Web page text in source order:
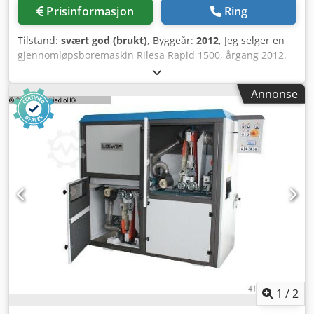
Båndbytte med pneumatisk avspenning på sekunder
båndbytte - Elektropneumatisk trykkluftovervåkning -
Innløpssikring via kontaktvals ved for tykk arbeidsstykke -
Arbeidsstykketransport via kalibrerte, sklisikre
transportbånd på tunge støpejernsbord med finhøvlet
overflate og fjærede trykkvalser med finjustering -
Kardangaksel-drift for jevn og rykkfri
arbeidsstykketransport - Mategear-motor med trinnløs
hastighet 4-20 m/min - Alle motorer elektrisk sikret -
Ergonomisk plasserte betjeningselementer - Digital
tykkelsesvisning (oppløsning 0,1mm) med moderne
magnetbåndsystem Tekniske data: - Slipebåndhastighet:
22 m/s - Slipebåndlengde: 1800mm - Slipebåndbredde:
200mm - Arbeidsbredde: 190mm - Slipehøyde: 2-180mm -
Fire bremsemotorer til drift: 5,5 kW - Matedriftsmotor: 1,5
kW - Fremføringshastighet: 4-20 m/min. - Automatisk
høydejustering: 0,37 kW - To børsteaggregater med
fiberbørster D 120 x 200mm à 0,37 kW - Avsugstusser: 2 x
Prisinformasjon Ring
Tilstand: svært god (brukt), Byggeår: 2012, Jeg selger en
gjennomløpsboremaskin Rilesa Rapid 1500, årgang 2012.
Maksimal arbeidsbredde: 1500 mm. Dkedpfxst Rrn Es
Abqjr Konfigurasjon: 1+1 motorer fra sidene 3 motorer fra
toppen Innløpsmagasin for emner. Returtransportsystem
som returnerer emnene til operatøren. Maskinen er i
meget god stand og tilgjengelig umiddelbart.
Annonse
1 /2